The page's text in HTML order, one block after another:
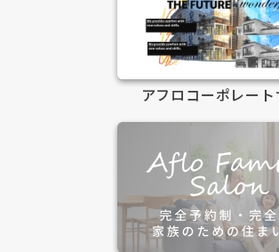
アフロコーポレート